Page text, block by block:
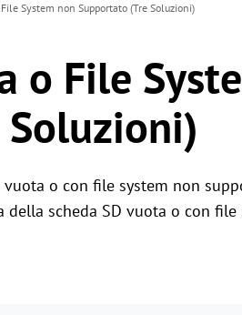
System non Supportato (Tre Soluzioni)
o File
o con file system non
scheda SD vuota o con